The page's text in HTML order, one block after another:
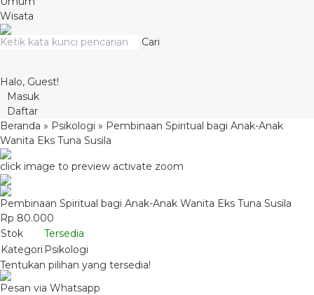
Wisata
Cari
Halo, Guest!
Masuk
Daftar
Beranda » Psikologi » Pembinaan Spiritual bagi Anak-Anak
Wanita Eks Tuna Susila
click image to preview activate zoom
Pembinaan Spiritual bagi Anak-Anak Wanita Eks Tuna Susila
Rp 80.000
Stok
Tersedia
Kategori Psikologi
Tentukan pilihan yang tersedia!
Pesan via Whatsapp